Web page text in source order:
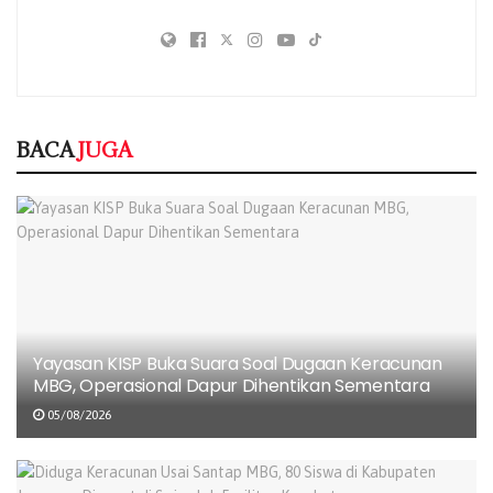
with the release of Letraset sheets containing Lorem
BACAJUGA
Yayasan KISP Buka Suara Soal Dugaan Keracunan
MBG, Operasional Dapur Dihentikan Sementara
05/08/2026